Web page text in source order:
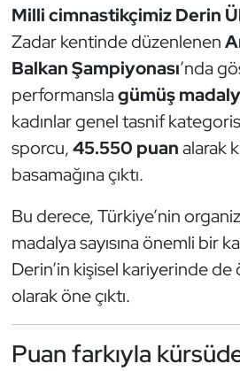
Milli cimnastikçimiz Derin
Zadar kentinde düzenlenen
Balkan Şampiyonası’nda
performanslagümüş
kadınlar genel tasnif
sporcu,45.550 puanalarak
basamağına çıktı.
Bu derece, Türkiye’nin
madalya sayısına önemli bir
Derin’in kişisel kariyerinde de
olarak öne çıktı.
Puan farkıyla
Futbol
Futsal
Genel
Golf
Halter
Hava Sporları
Hentbol